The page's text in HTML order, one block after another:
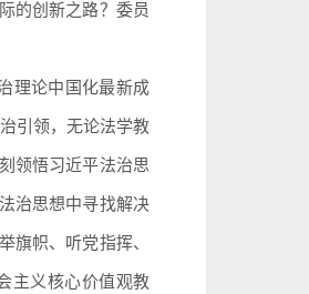
的创新之路？委员
理论中国化最新成
引领，无论法学教
领悟习近平法治思
治思想中寻找解决
旗帜、听党指挥、
主义核心价值观教